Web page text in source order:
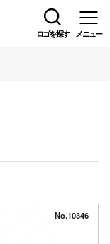
ロゴを探す メニュー
No.10346